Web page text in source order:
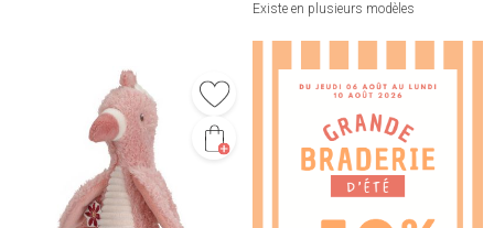
Existe en plusieurs modèles